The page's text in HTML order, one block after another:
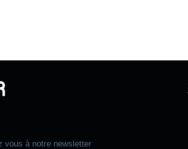
vous à notre newsletter